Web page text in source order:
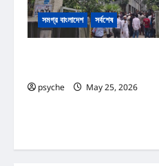
সমগ্র বাংলাদেশ সর্বশেষ
psyche
May 25, 2026